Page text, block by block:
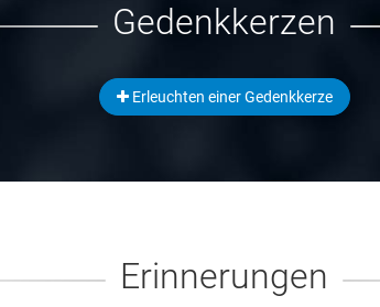
Gedenkkerzen
Erleuchten einer Gedenkkerze
Erinnerungen